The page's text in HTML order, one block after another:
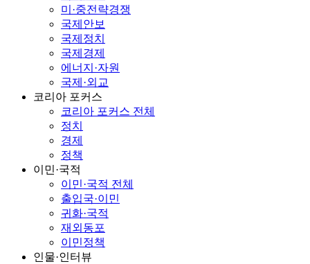
미·중전략경쟁
국제안보
국제정치
국제경제
에너지·자원
국제·외교
코리아 포커스
코리아 포커스 전체
정치
경제
정책
이민·국적
이민·국적 전체
출입국·이민
귀화·국적
재외동포
이민정책
인물·인터뷰